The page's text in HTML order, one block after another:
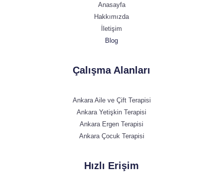
Anasayfa
Hakkımızda
İletişim
Blog
Çalışma Alanları
Ankara Aile ve Çift Terapisi
Ankara Yetişkin Terapisi
Ankara Ergen Terapisi
Ankara Çocuk Terapisi
Hızlı Erişim